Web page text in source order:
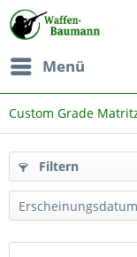
Menü
Custom Grade
Filtern